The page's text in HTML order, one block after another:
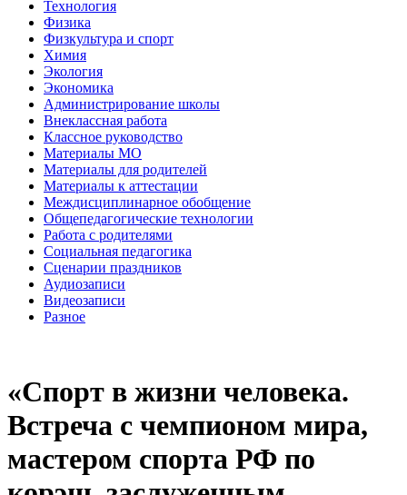
Технология
Физика
Физкультура и спорт
Химия
Экология
Экономика
Администрирование школы
Внеклассная работа
Классное руководство
Материалы МО
Материалы для родителей
Материалы к аттестации
Междисциплинарное обобщение
Общепедагогические технологии
Работа с родителями
Социальная педагогика
Сценарии праздников
Аудиозаписи
Видеозаписи
Разное
«Спорт в жизни человека.
Встреча с чемпионом мира,
мастером спорта РФ по